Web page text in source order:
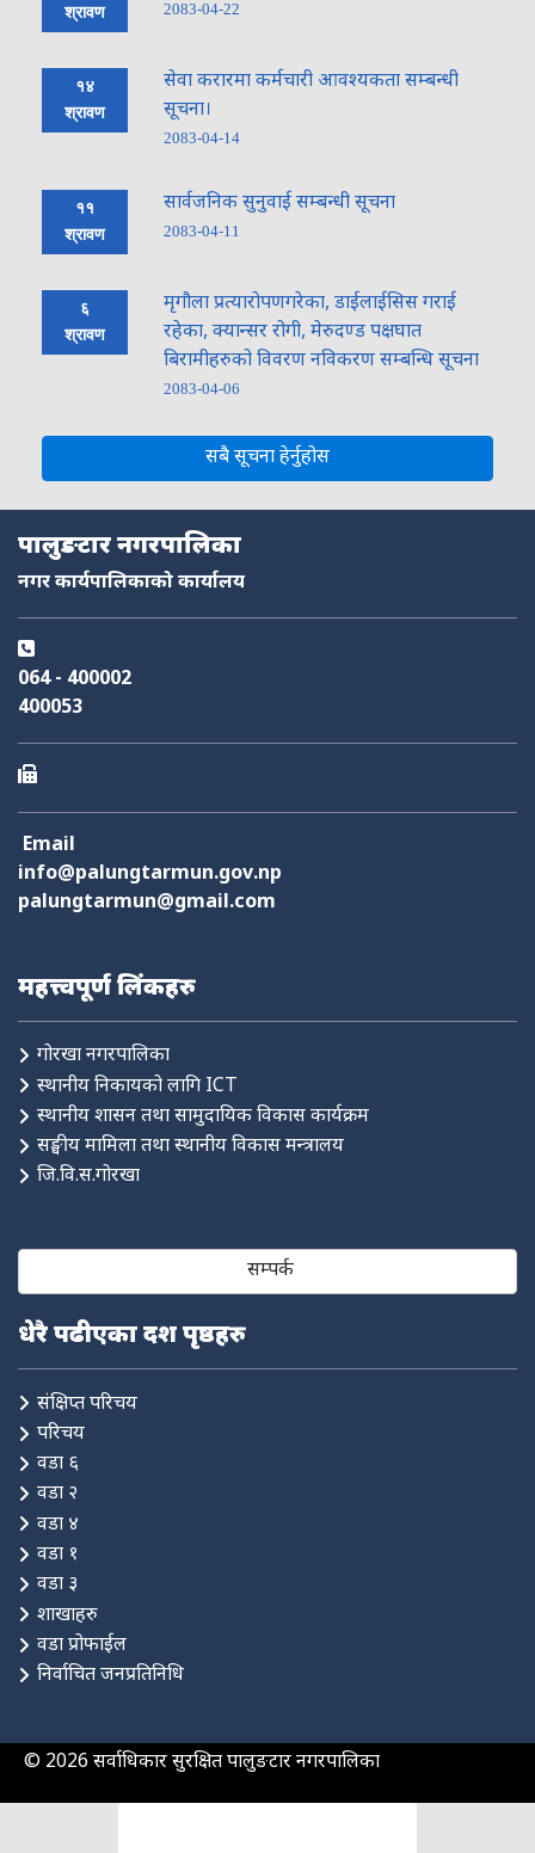
श्रावण
2083-04-22
१४
श्रावण
सेवा करारमा कर्मचारी आवश्यकता सम्बन्धी
सूचना।
2083-04-14
११
श्रावण
सार्वजनिक सुनुवाई सम्बन्धी सूचना
2083-04-11
६
श्रावण
मृगौला प्रत्यारोपणगरेका, डाईलाईसिस गराई
रहेका, क्यान्सर रोगी, मेरुदण्ड पक्षघात
बिरामीहरुको विवरण नविकरण सम्बन्धि सूचना
2083-04-06
सबै सूचना हेर्नुहोस
पालुङटार नगरपालिका
नगर कार्यपालिकाको कार्यालय
064 - 400002
400053
Email
info@palungtarmun.gov.np
palungtarmun@gmail.com
महत्त्वपूर्ण लिंकहरु
गोरखा नगरपालिका
स्थानीय निकायको लागि ICT
स्थानीय शासन तथा सामुदायिक विकास कार्यक्रम
सङ्घीय मामिला तथा स्थानीय विकास मन्त्रालय
जि.वि.स.गोरखा
सम्पर्क
धेरै पढीएका दश पृष्ठहरु
संक्षिप्त परिचय
परिचय
वडा ६
वडा २
वडा ४
वडा १
वडा ३
शाखाहरु
वडा प्रोफाईल
निर्वाचित जनप्रतिनिधि
© 2026 सर्वाधिकार सुरक्षित पालुङटार नगरपालिका
म कसरी सहायता गर्न सक्छु भनेर हेर्न कृपया बटनहरुमा थिच्नुहोस्।